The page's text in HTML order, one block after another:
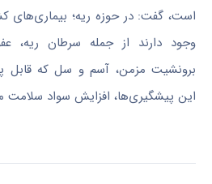
است، گفت: در حوزه ریه؛ بیماری‌های
وجود دارند از جمله سرطان ریه،
برونشیت مزمن، آسمو سل که قابل
این پیشگیری‌ها، افزایش سواد سلامت